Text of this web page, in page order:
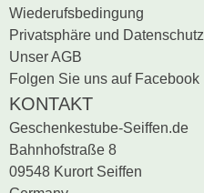
Wiederufsbedingung
Privatsphäre und Datenschutz
Unser AGB
Folgen Sie uns auf Facebook
KONTAKT
Geschenkestube-Seiffen.de
Bahnhofstraße 8
09548 Kurort Seiffen